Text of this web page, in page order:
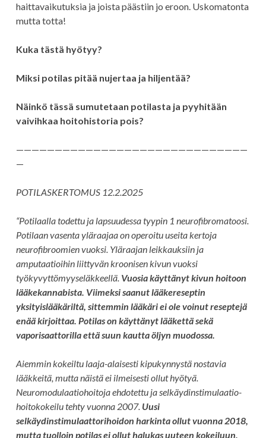
haittavaikutuksia ja joista päästiin jo eroon. Uskomatonta
mutta totta!
Kuka tästä hyötyy?
Miksi potilas pitää nujertaa ja hiljentää?
Näinkö tässä sumutetaan potilasta ja pyyhitään
vaivihkaa hoitohistoria pois?
——————————————————————————————
—
POTILASKERTOMUS 12.2.2025
“Potilaalla todettu ja lapsuudessa tyypin 1 neurofibromatoosi.
Potilaan vasenta yläraajaa on operoitu useita kertoja
neurofibroomien vuoksi. Yläraajan leikkauksiin ja
amputaatioihin liittyvän kroonisen kivun vuoksi
työkyvyttömyyseläkkeellä. Vuosia käyttänyt kivun hoitoon
lääkekannabista. Viimeksi saanut lääkereseptin
yksityislääkäriltä, sittemmin lääkäri ei ole voinut reseptejä
enää kirjoittaa. Potilas on käyttänyt lääkettä sekä
vaporisaattorilla että suun kautta öljyn muodossa.
Aiemmin kokeiltu laaja-alaisesti kipukynnystä nostavia
lääkkeitä, mutta näistä ei ilmeisesti ollut hyötyä.
Neuromodulaatiohoitoja ehdotettu ja selkäydinstimulaatio-
hoitokokeilu tehty vuonna 2007. Uusi
selkäydinstimulaattorihoidon harkinta ollut vuonna 2018,
mutta tuolloin potilas ei ollut halukas uuteen kokeiluun,